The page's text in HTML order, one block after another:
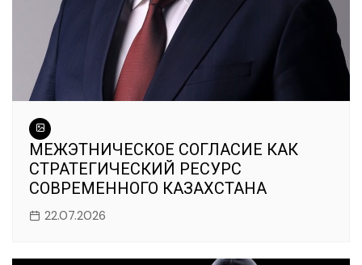
МЕЖЭТНИЧЕСКОЕ СОГЛАСИЕ КАК
СТРАТЕГИЧЕСКИЙ РЕСУРС
СОВРЕМЕННОГО КАЗАХСТАНА
22.07.2026